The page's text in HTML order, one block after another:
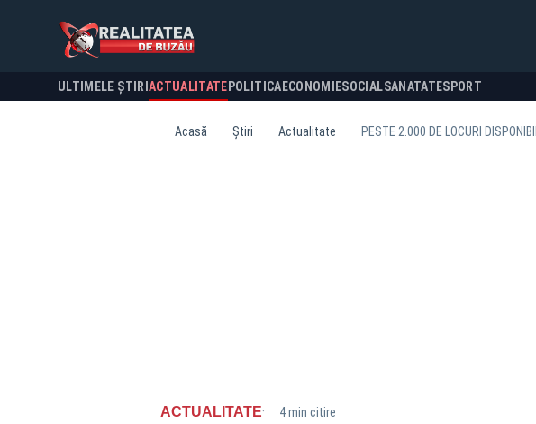
ULTIMELE ȘTIRI ACTUALITATE POLITICA ECONOMIESOCIALSANATATESPORT
Acasă Știri Actualitate PESTE 2.000 DE LOCURI
ACTUALITATE· 4 min citire